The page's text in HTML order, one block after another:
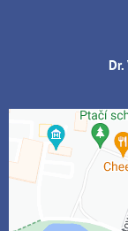
Externí